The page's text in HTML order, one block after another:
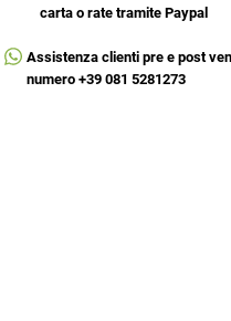
carta o rate tramite Paypal
Assistenza clienti pre e post
numero +39 081 5281273